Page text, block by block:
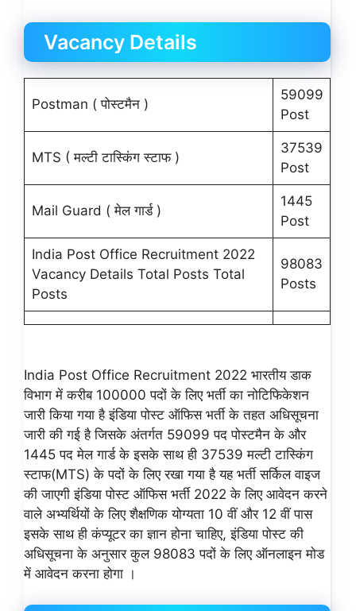
Vacancy Details
Postman ( पोस्टमैन )
59099
Post
MTS ( मल्टी टास्किंग स्टाफ )
37539
Post
Mail Guard ( मेल गार्ड )
1445
Post
India Post Office Recruitment 2022
Vacancy Details Total Posts Total
Posts
98083
Posts
India Post Office Recruitment 2022 भारतीय डाक
विभाग में करीब 100000 पदों के लिए भर्ती का नोटिफिकेशन
जारी किया गया है इंडिया पोस्ट ऑफिस भर्ती के तहत अधिसूचना
जारी की गई है जिसके अंतर्गत 59099 पद पोस्टमैन के और
1445 पद मेल गार्ड के इसके साथ ही 37539 मल्टी टास्किंग
स्टाफ(MTS) के पदों के लिए रखा गया है यह भर्ती सर्किल वाइज
की जाएगी इंडिया पोस्ट ऑफिस भर्ती 2022 के लिए आवेदन करने
वाले अभ्यर्थियों के लिए शैक्षणिक योग्यता 10 वीं और 12 वीं पास
इसके साथ ही कंप्यूटर का ज्ञान होना चाहिए, इंडिया पोस्ट की
अधिसूचना के अनुसार कुल 98083 पदों के लिए ऑनलाइन मोड
में आवेदन करना होगा ।